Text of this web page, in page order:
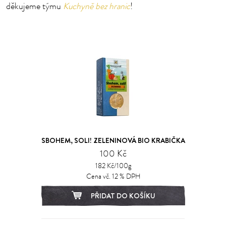
děkujeme týmu Kuchyně bez hranic!
SBOHEM, SOLI! ZELENINOVÁ BIO KRABIČKA
100 Kč
182 Kč/100g
Cena vč. 12 % DPH
PŘIDAT DO KOŠÍKU